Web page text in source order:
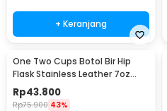
+ Keranjang
One Two Cups Botol Bir Hip
Flask Stainless Leather 7oz
with Shot Glass
Rp43.800
Rp75.900 43%